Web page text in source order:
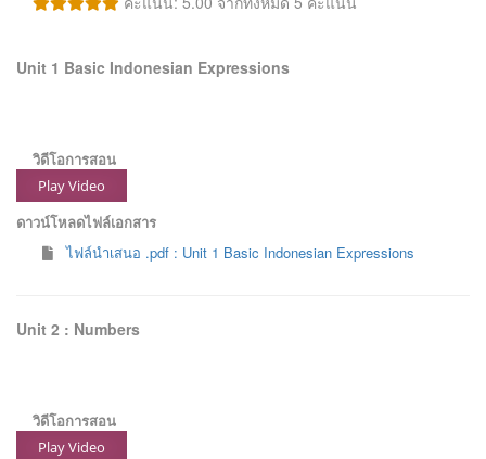
Unit 1 Basic Indonesian Expressions
วิดีโอการสอน
Play Video
ดาวน์โหลดไฟล์เอกสาร
ไฟล์นำเสนอ .pdf : Unit 1 Basic Indonesian Expressions
Unit 2 : Numbers
วิดีโอการสอน
Play Video